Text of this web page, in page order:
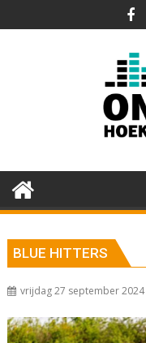
naar
BLUE HITTERS
vrijdag 27 september 2024